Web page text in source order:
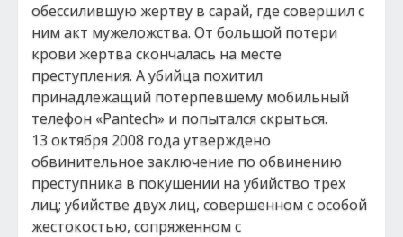
обессилившую жертву в сарай, где совершил с
ним акт мужеложства. От большой потери
крови жертва скончалась на месте
преступления. А убийца похитил
принадлежащий потерпевшему мобильный
телефон «Pantech» и попытался скрыться.
13 октября 2008 года утверждено
обвинительное заключение по обвинению
преступника в покушении на убийство трех
лиц; убийстве двух лиц, совершенном с особой
жестокостью, сопряженном с